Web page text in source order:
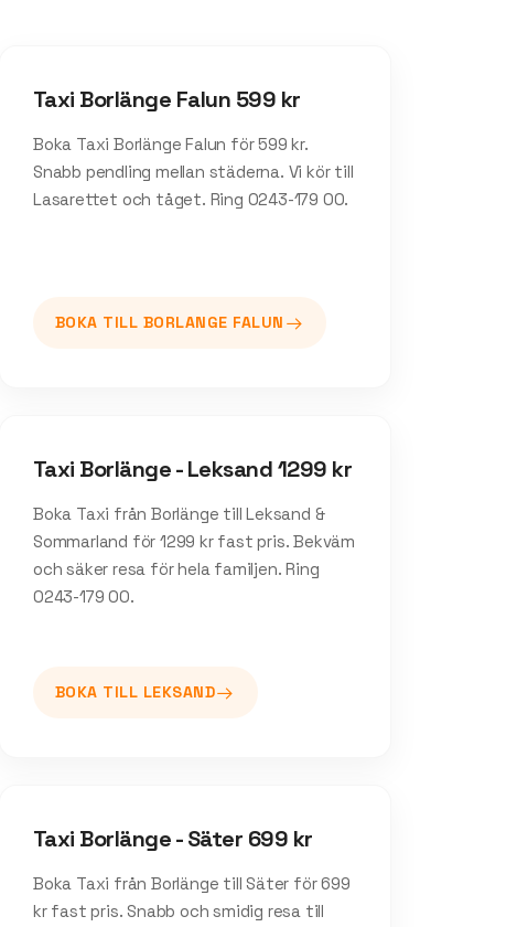
Taxi Borlänge Falun 599 kr
Boka Taxi Borlänge Falun för 599 kr.
Snabb pendling mellan städerna. Vi kör till
Lasarettet och tåget. Ring 0243-179 00.
BOKA TILL BORLANGE FALUN
Taxi Borlänge - Leksand 1299 kr
Boka Taxi från Borlänge till Leksand &
Sommarland för 1299 kr fast pris. Bekväm
och säker resa för hela familjen. Ring
0243-179 00.
BOKA TILL LEKSAND
Taxi Borlänge - Säter 699 kr
Boka Taxi från Borlänge till Säter för 699
kr fast pris. Snabb och smidig resa till